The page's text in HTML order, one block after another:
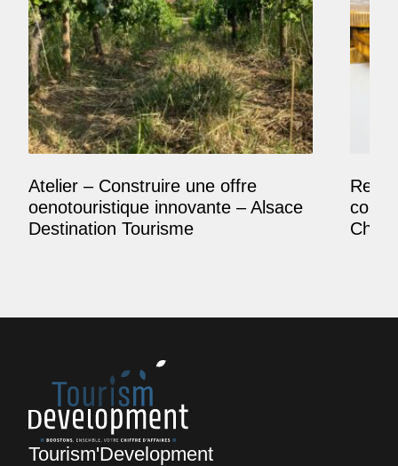
Atelier – Construire une offre
oenotouristique innovante – Alsace
Destination Tourisme
Tourism'Development